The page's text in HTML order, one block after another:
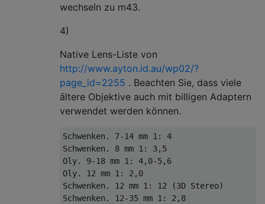
wechseln zu m43.
4)
Native Lens-Liste von
http://www.ayton.id.au/wp02/?
page_id=2255 . Beachten Sie, dass viele
ältere Objektive auch mit billigen Adaptern
verwendet werden können.
Schwenken. 7-14 mm 1: 4
Schwenken. 8 mm 1: 3,5
Oly. 9-18 mm 1: 4,0-5,6
Oly. 12 mm 1: 2,0
Schwenken. 12 mm 1: 12 (3D Stereo)
Schwenken. 12-35 mm 1: 2,8